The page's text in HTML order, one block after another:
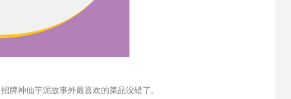
神仙芋泥故事外最喜欢的菜品没错了。